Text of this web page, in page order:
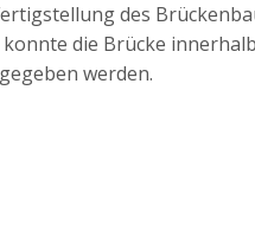
des
konnte die Brücke
werden.